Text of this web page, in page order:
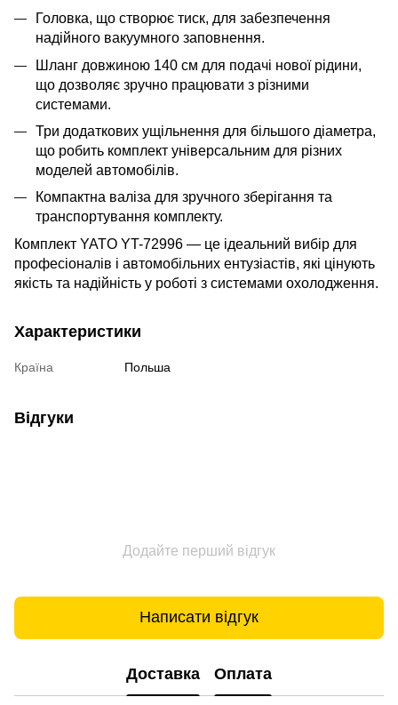
Головка, що створює тиск, для забезпечення
надійного вакуумного заповнення.
Шланг довжиною 140 см для подачі нової рідини,
що дозволяє зручно працювати з різними
системами.
Три додаткових ущільнення для більшого діаметра,
що робить комплект універсальним для різних
моделей автомобілів.
Компактна валіза для зручного зберігання та
транспортування комплекту.
Комплект YATO YT-72996 — це ідеальний вибір для
професіоналів і автомобільних ентузіастів, які цінують
якість та надійність у роботі з системами охолодження.
Характеристики
Країна Польша
Відгуки
Додайте перший відгук
Написати відгук
Доставка Оплата